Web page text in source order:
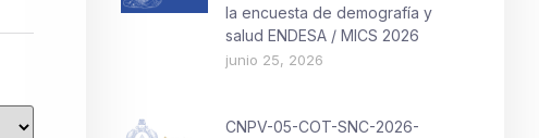
la encuesta de demografía y
salud ENDESA / MICS 2026
junio 25, 2026
CNPV-05-COT-SNC-2026-